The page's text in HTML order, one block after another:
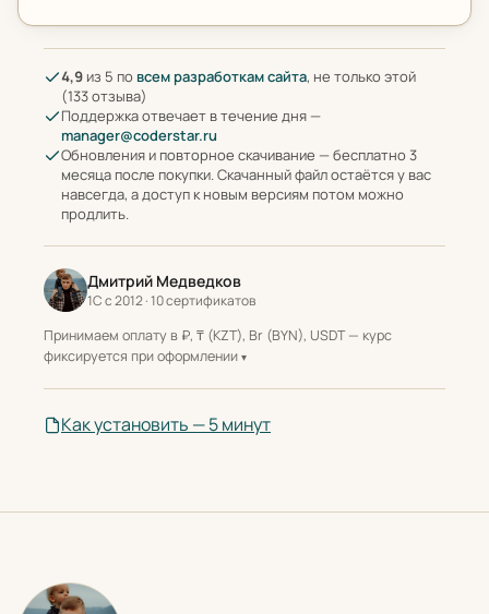
4,9 из 5 по всем разработкам сайта, не только этой
(133 отзыва)
Поддержка отвечает в течение дня —
manager@coderstar.ru
Обновления и повторное скачивание — бесплатно 3
месяца после покупки. Скачанный файл остаётся у вас
навсегда, а доступ к новым версиям потом можно
продлить.
Дмитрий Медведков
1С с 2012 · 10 сертификатов
Принимаем оплату в ₽, ₸ (KZT), Br (BYN), USDT — курс
фиксируется при оформлении
Как установить — 5 минут